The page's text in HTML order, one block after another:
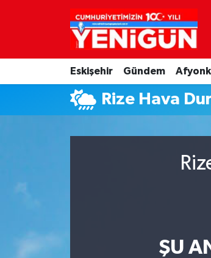
Eskişehir Gündem
Rize Hava
ŞU
Nöbetçi Eczaneler
Hava Durumu
Trafik Durumu
Süper Lig Puan Durumu ve Fikstür
Haber Arşivi